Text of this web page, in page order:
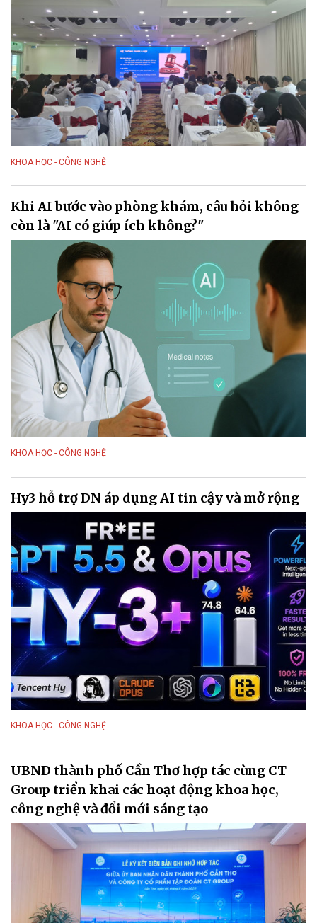
KHOA HỌC - CÔNG NGHỆ
Khi AI bước vào phòng khám, câu hỏi không
còn là "AI có giúp ích không?"
KHOA HỌC - CÔNG NGHỆ
Hy3 hỗ trợ DN áp dụng AI tin cậy và mở rộng
KHOA HỌC - CÔNG NGHỆ
UBND thành phố Cần Thơ hợp tác cùng CT
Group triển khai các hoạt động khoa học,
công nghệ và đổi mới sáng tạo